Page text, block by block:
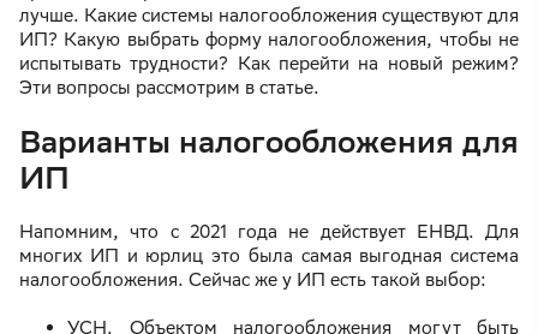
лучше. Какие системы налогообложения существуют для
ИП? Какую выбрать форму налогообложения, чтобы не
испытывать трудности? Как перейти на новый режим?
Эти вопросы рассмотрим в статье.
Варианты налогообложения для
ИП
Напомним, что с 2021 года не действует ЕНВД. Для
многих ИП и юрлиц это была самая выгодная система
налогообложения. Сейчас же у ИП есть такой выбор:
УСН. Объектом налогообложения могут быть